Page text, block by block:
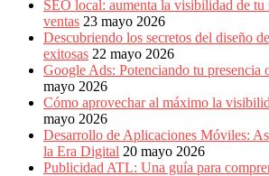
SEO local: aumenta la visibilidad de tu
ventas 23 mayo 2026
Descubriendo los secretos del diseño
exitosas 22 mayo 2026
Google Ads: Potenciando tu presencia
mayo 2026
Cómo aprovechar al máximo la
mayo 2026
Desarrollo de Aplicaciones Móviles:
la Era Digital 20 mayo 2026
Publicidad ATL: Una guía para